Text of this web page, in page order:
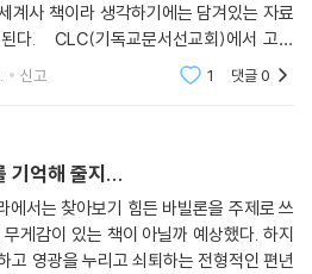
계사 책이라 생각하기에는 담겨있는 자료
서 고대
한 내용 배경 시대를 다루는 책들이 출판
신고 1 댓글0
기억해 줄지...
에서는 찾아보기 힘든 바빌론을 주제로 쓰
게감이 있는 책이 아닐까 예상했다. 하지
고 영광을 누리고 쇠퇴하는 전형적인 편년